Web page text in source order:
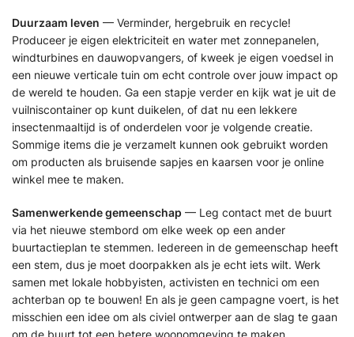
Duurzaam leven — Verminder, hergebruik en recycle!
Produceer je eigen elektriciteit en water met zonnepanelen,
windturbines en dauwopvangers, of kweek je eigen voedsel in
een nieuwe verticale tuin om echt controle over jouw impact op
de wereld te houden. Ga een stapje verder en kijk wat je uit de
vuilniscontainer op kunt duikelen, of dat nu een lekkere
insectenmaaltijd is of onderdelen voor je volgende creatie.
Sommige items die je verzamelt kunnen ook gebruikt worden
om producten als bruisende sapjes en kaarsen voor je online
winkel mee te maken.
Samenwerkende gemeenschap — Leg contact met de buurt
via het nieuwe stembord om elke week op een ander
buurtactieplan te stemmen. Iedereen in de gemeenschap heeft
een stem, dus je moet doorpakken als je echt iets wilt. Werk
samen met lokale hobbyisten, activisten en technici om een
achterban op te bouwen! En als je geen campagne voert, is het
misschien een idee om als civiel ontwerper aan de slag te gaan
om de buurt tot een betere woonomgeving te maken.